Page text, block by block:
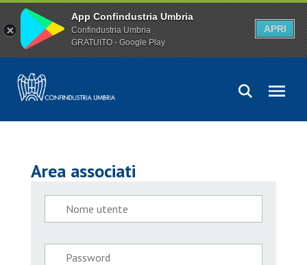
Area associati
App Confindustria Umbria
Confindustria Umbria
GRATUITO - Google Play
APRI